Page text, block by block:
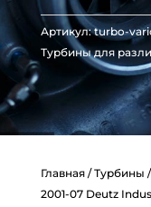
Артикул:turbo-
Турбины для
Главная/Турбины /
2001-07 Deutz